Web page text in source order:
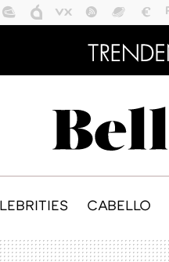
CABELLO